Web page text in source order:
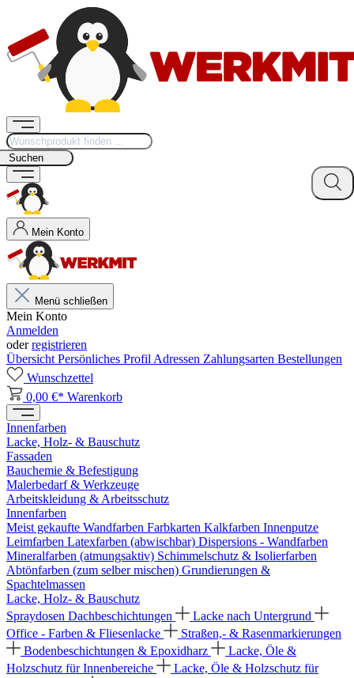
Suchen
Mein Konto
Menü schließen
Mein Konto
Anmelden
oderregistrieren
Übersicht Persönliches Profil Adressen Zahlungsarten Bestellungen
Wunschzettel
0,00 €* Warenkorb
Innenfarben
Lacke, Holz- & Bauschutz
Fassaden
Bauchemie & Befestigung
Malerbedarf & Werkzeuge
Arbeitskleidung & Arbeitsschutz
Innenfarben
Meist gekaufte Wandfarben Farbkarten Kalkfarben Innenputze
Leimfarben Latexfarben (abwischbar) Dispersions - Wandfarben
Mineralfarben (atmungsaktiv) Schimmelschutz & Isolierfarben
Abtönfarben (zum selber mischen) Grundierungen &
Spachtelmassen
Lacke, Holz- & Bauschutz
Spraydosen Dachbeschichtungen
Lacke nach Untergrund
Office - Farben & Fliesenlacke
Straßen,- & Rasenmarkierungen
Bodenbeschichtungen & Epoxidharz
Lacke, Öle &
Holzschutz für Innenbereiche
Lacke, Öle & Holzschutz für